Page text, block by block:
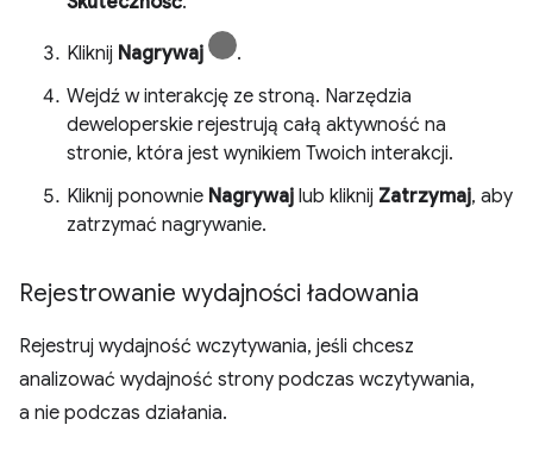
Kliknij Nagrywaj
.
Wejdź w interakcję ze stroną. Narzędzia
deweloperskie rejestrują całą aktywność na
stronie, która jest wynikiem Twoich interakcji.
Kliknij ponownie Nagrywaj lub kliknij Zatrzymaj, aby
zatrzymać nagrywanie.
Rejestrowanie wydajności ładowania
Rejestruj wydajność wczytywania, jeśli chcesz
analizować wydajność strony podczas wczytywania,
a nie podczas działania.